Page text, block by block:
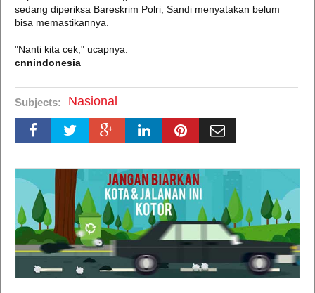
sedang diperiksa Bareskrim Polri, Sandi menyatakan belum
bisa memastikannya.
"Nanti kita cek," ucapnya.
cnnindonesia
Subjects: Nasional